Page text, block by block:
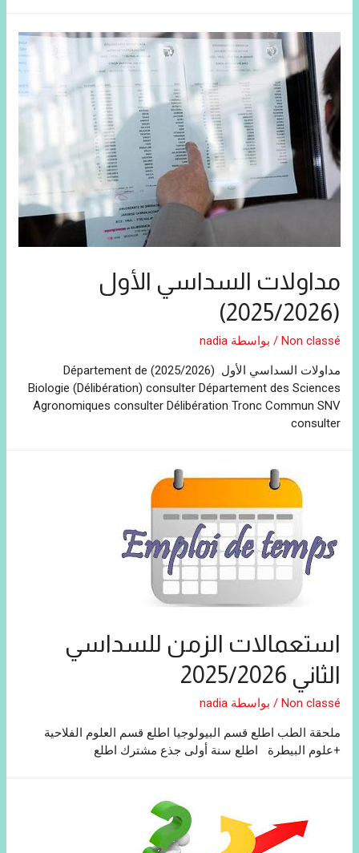
مداولات السداسي الأول
(2025/2026)
Non classé / بواسطة nadia
مداولات السداسي الأول (2025/2026) Département de
Biologie (Délibération) consulter Département des Sciences
Agronomiques consulter Délibération Tronc Commun SNV
consulter
استعمالات الزمن للسداسي
الثاني 2025/2026
Non classé / بواسطة nadia
ملحقة الطب اطلع قسم البيولوجيا اطلع قسم العلوم الفلاحية
+علوم البيطرة اطلع سنة أولى جذع مشترك اطلع